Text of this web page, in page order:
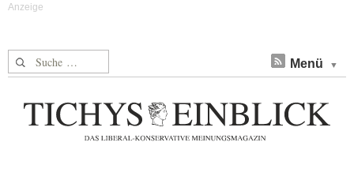
Suche nach: Menü